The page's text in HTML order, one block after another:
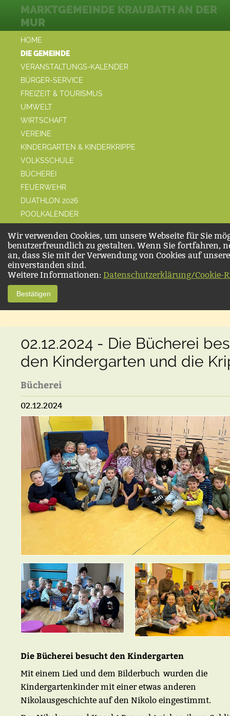
HOME
DIE GEMEINDE
VERANSTALTUNGS-KALENDER
BÜRGER-SERVICE
FREIZEIT & TOURISMUS
UMWELT
WIRTSCHAFT
VEREINE
KINDERGARTEN & KINDERKRIPPE
VOLKSSCHULE
BÜCHEREI
FEUERWEHR
DUATHLON 2026
POOLKALENDER
MARKTGEMEINDE KRAUBATH AN DER
MUR
Wir verwenden Cookies, um unsere Webseite für Sie
benutzerfreundlich zu gestalten. Wenn Sie fortfahren,
an, dass Sie mit der Verwendung von Cookies auf
einverstanden sind.
Weitere Informationen: Datenschutzerklärung/Cookie-
Bestätigen
02.12.2024 - Die Bücherei
den Kindergarten und die
Bücherei
02.12.2024
Die Bücherei besucht den Kindergarten
Mit einem Lied und dem Bilderbuch wurden die
Kindergartenkinder mit einer etwas anderen
Nikolausgeschichte auf den Nikolo eingestimmt.